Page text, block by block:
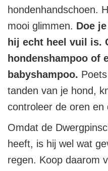
hondenhandschoen.
mooi glimmen. Doe
hij echt heel vuil is.
hondenshampoo of
babyshampoo.
tanden van je hond,
controleer de oren en
Omdat de
heeft, is hij wel wat
regen. Koop daarom